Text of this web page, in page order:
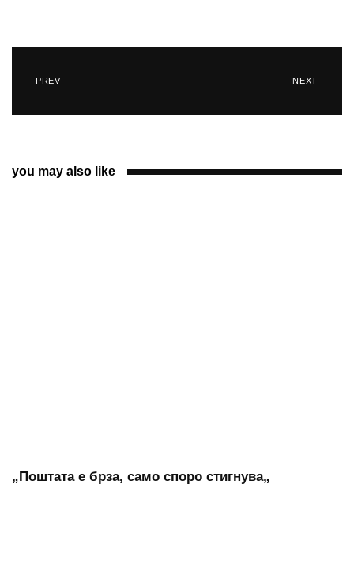
PREV NEXT
you may also like
„Поштата е брза, само споро стигнува„